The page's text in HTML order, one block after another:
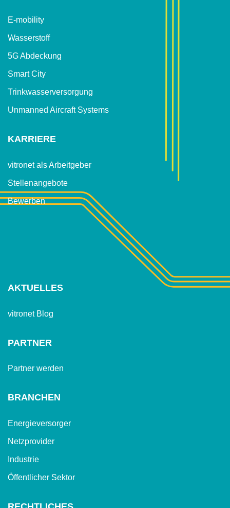
E-mobility
Wasserstoff
5G Abdeckung
Smart City
Trinkwasser­versorgung
Unmanned Aircraft Systems
KARRIERE
vitronet als Arbeitgeber
Stellenangebote
Bewerben
AKTUELLES
vitronet Blog
PARTNER
Partner werden
BRANCHEN
Energieversorger
Netzprovider
Industrie
Öffentlicher Sektor